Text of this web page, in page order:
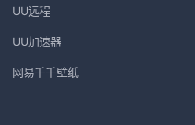
UU远程
UU加速器
网易千千壁纸